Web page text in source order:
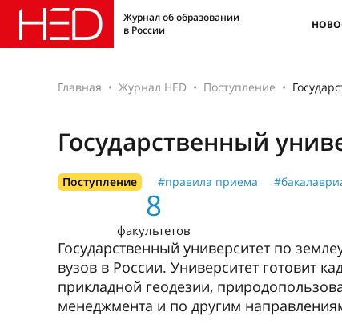
Журнал об образовании
в России
Главная Журнал HED Поступление
Государственный
Поступление #правила приема
8
факультетов
Государственный университет по
вузов в России. Университет готовит
прикладной геодезии,
менеджмента и по другим